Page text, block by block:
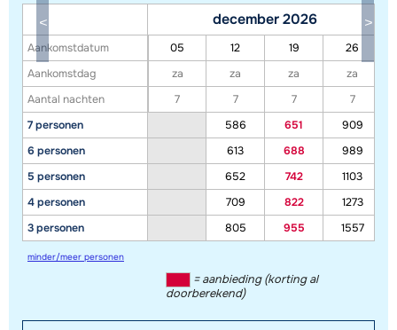
Toon alle accommodaties in dit gebied
Deze kaart geeft een indicatie van de ligging van onze accommodaties. De
exacte locatie kan enigszins afwijken.
Aankomstdatum
Aankomstdag
Aantal nachten
7 personen
6 personen
5 personen
4 personen
3 personen
december 2026
05 12 19
26
za
za za
za
7
7 7
7
586
651
909
613
688
989
652
742
1103
709
822
1273
805
955 1557
minder/meer personen
= aanbieding (korting al
doorberekend)